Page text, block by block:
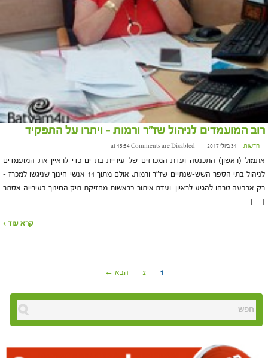
רוב המועמדים לניהול שז"ר ורמות – ויתרו על התפקיד
חדשות 31 ביולי 2017 at 15:54 Comments are Disabled
אתמול (ראשון) התכנסה ועדת המכרזים של עיריית בת ים כדי לראיין את המועמדים
לניהול בתי הספר השש-שנתיים שז"ר ורמות, אולם מתוך 14 אנשי חינוך שניגשו למכרז –
רק ארבעה טרחו להגיע לראיון. ועדת איתור בראשות מחזיקת תיק החינוך בעירייה אסתר
[…]
קרא עוד ›
1
2 הבא ←